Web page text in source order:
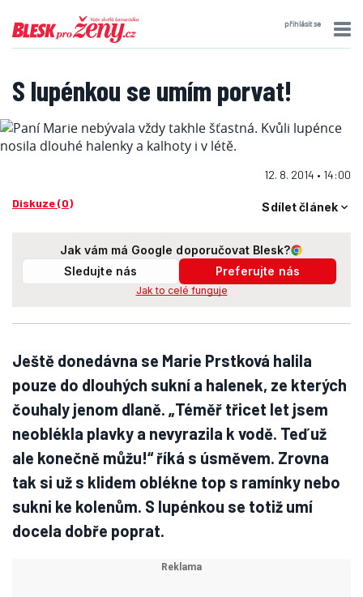
přihlásit se
S lupénkou se umím porvat!
12. 8. 2014 • 14:00
Diskuze (0) Sdílet článek
Jak vám má Google doporučovat Blesk?
Sledujte nás
Preferujte nás
Jak to celé funguje
Ještě donedávna se Marie Prstková halila
pouze do dlouhých sukní a halenek, ze kterých
čouhaly jenom dlaně. „Téměř třicet let jsem
neoblékla plavky a nevyrazila k vodě. Teď už
ale konečně můžu!“ říká s úsměvem. Zrovna
tak si už s klidem oblékne top s ramínky nebo
sukni ke kolenům. S lupénkou se totiž umí
docela dobře poprat.